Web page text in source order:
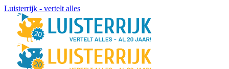
Luisterrijk - vertelt alles